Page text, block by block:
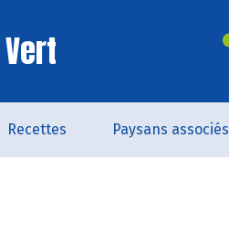
Recettes Paysans associés